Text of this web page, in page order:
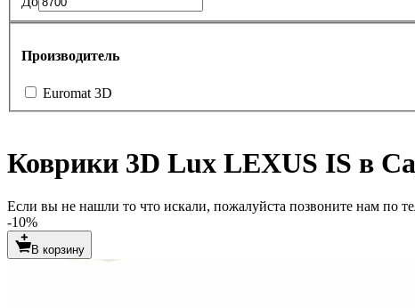
Производитель
Euromat 3D
Коврики 3D Lux LEXUS IS в
Если вы не нашли то что искали, пожалуйста позвоните нам по
-10%
В корзину